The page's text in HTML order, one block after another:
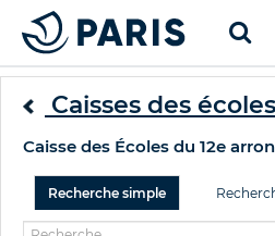
Caisses des écoles
Caisse des Écoles du 12e
Recherche simple